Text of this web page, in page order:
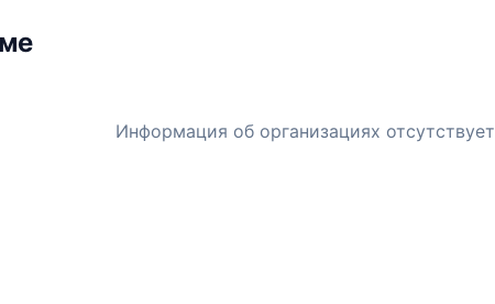
Информация об организациях отсутствует